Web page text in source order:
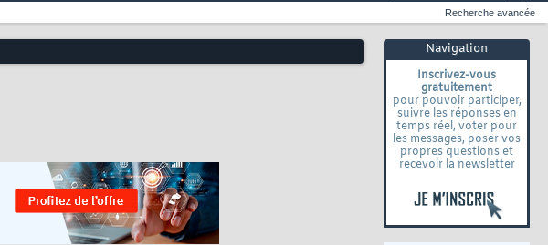
Navigation
Inscrivez-vous
gratuitement
pour pouvoir participer,
suivre les réponses en
temps réel, voter pour
les messages, poser vos
propres questions et
recevoir la newsletter
Recherche avancée